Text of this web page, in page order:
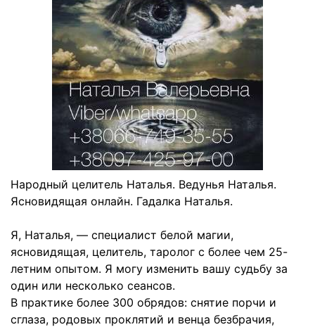
Народный целитель Наталья. Ведунья Наталья.
Ясновидящая онлайн. Гадалка Наталья.
Я, Наталья, — специалист белой магии,
ясновидящая, целитель, таролог с более чем 25-
летним опытом. Я могу изменить вашу судьбу за
один или несколько сеансов.
В практике более 300 обрядов: снятие порчи и
сглаза, родовых проклятий и венца безбрачия,